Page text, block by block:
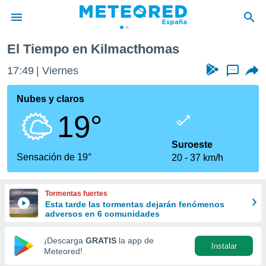
de
por
que se
calidad.
a este
las
y
forma
digital
basada
El Tiempo en Kilmacthomas
17:49 Viernes ...
Nubes y claros
19°
Sensación de 19°
Suroeste
20
37 km/h
Tormentas fuertes
Esta tarde las tormentas dejarán fenómenos
adversos en 6 comunidades
¡Descarga GRATIS la app de
Meteored!
Instalar